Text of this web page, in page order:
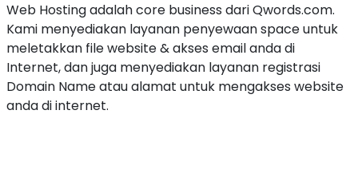
Web Hosting adalah core business dari Qwords.com.
Kami menyediakan layanan penyewaan space untuk
meletakkan file website & akses email anda di
Internet, dan juga menyediakan layanan registrasi
Domain Name atau alamat untuk mengakses website
anda di internet.